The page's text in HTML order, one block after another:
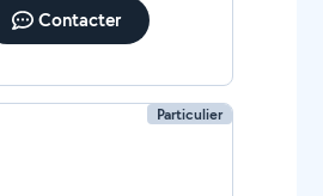
Contacter
Particulier